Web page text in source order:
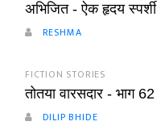
अभिजित - ऐक हृदय
RESHMA
FICTION STORIES
तोतया वारसदार - भाग 62
DILIP BHIDE